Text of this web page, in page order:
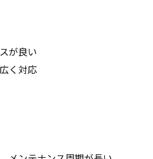
が良い
く対応